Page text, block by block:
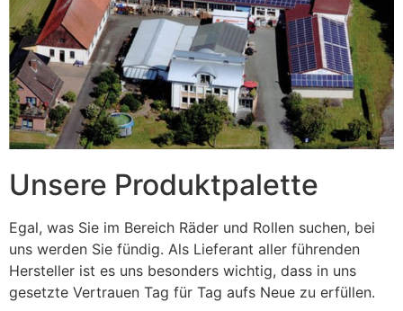
Unsere Produktpalette
Egal, was Sie im Bereich Räder und Rollen suchen, bei
uns werden Sie fündig. Als Lieferant aller führenden
Hersteller ist es uns besonders wichtig, dass in uns
gesetzte Vertrauen Tag für Tag aufs Neue zu erfüllen.